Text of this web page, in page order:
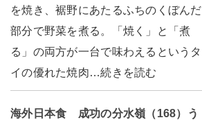
を焼き、裾野にあたるふちのくぼんだ
部分で野菜を煮る。「焼く」と「煮
る」の両方が一台で味わえるというタ
イの優れた焼肉…続きを読む
海外日本食 成功の分水嶺（168）う